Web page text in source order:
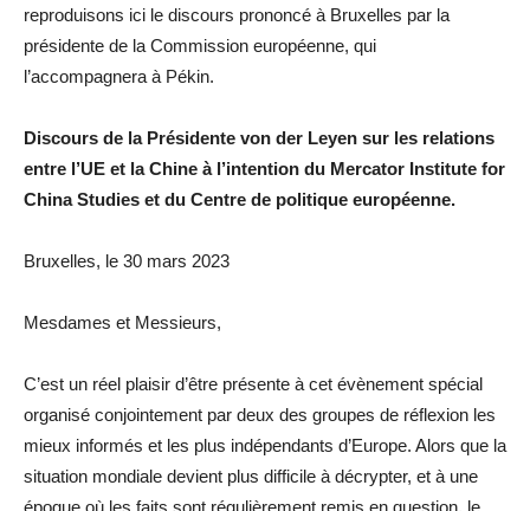
reproduisons ici le discours prononcé à Bruxelles par la
présidente de la Commission européenne, qui
l’accompagnera à Pékin.
Discours de la Présidente von der Leyen sur les relations
entre l’UE et la Chine à l’intention du Mercator Institute for
China Studies et du Centre de politique européenne.
Bruxelles, le 30 mars 2023
Mesdames et Messieurs,
C’est un réel plaisir d’être présente à cet évènement spécial
organisé conjointement par deux des groupes de réflexion les
mieux informés et les plus indépendants d’Europe. Alors que la
situation mondiale devient plus difficile à décrypter, et à une
époque où les faits sont régulièrement remis en question, le